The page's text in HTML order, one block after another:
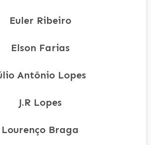
Euler Ribeiro
Elson Farias
Antônio Lopes
J.R Lopes
Lourenço Braga